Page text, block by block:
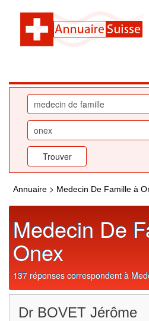
Annuaire > Medecin De Famille à
Medecin De
Onex
137 réponses correspondent à
Dr BOVET Jérôme